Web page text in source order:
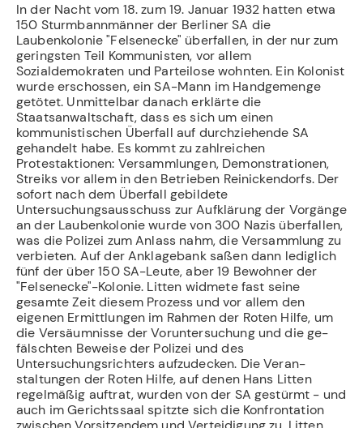
In der Nacht vom 18. zum 19. Januar 1932 hatten etwa
150 Sturmbannmänner der Ber­liner SA die
Laubenkolonie "Felsenecke" überfallen, in der nur zum
geringsten Teil Kommunisten, vor allem
Sozialdemokraten und Parteilose wohnten. Ein Kolonist
wurde erschossen, ein SA-Mann im Handgemenge
getötet. Unmittelbar danach er­klärte die
Staatsanwaltschaft, dass es sich um einen
kommunistischen Überfall auf durchziehende SA
gehandelt habe. Es kommt zu zahlreichen
Protestaktionen: Ver­sammlungen, Demonstrationen,
Streiks vor allem in den Betrieben Reinickendorfs. Der
sofort nach dem Überfall gebildete
Untersuchungsausschuss zur Aufklärung der Vorgänge
an der Laubenkolonie wurde von 300 Nazis überfallen,
was die Polizei zum Anlass nahm, die Versammlung zu
verbieten. Auf der Anklagebank saßen dann ledig­lich
fünf der über 150 SA-Leute, aber 19 Bewohner der
"Felsenecke"-Kolonie. Litten widmete fast seine
gesamte Zeit diesem Prozess und vor allem den
eigenen Ermittlungen im Rahmen der Roten Hilfe, um
die Versäumnisse der Voruntersuchung und die ge­
fälschten Beweise der Polizei und des
Untersuchungsrichters aufzudecken. Die Veran­
staltungen der Roten Hilfe, auf denen Hans Litten
regelmäßig auftrat, wurden von der SA gestürmt - und
auch im Gerichtssaal spitzte sich die Konfrontation